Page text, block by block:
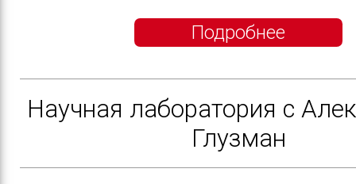
Подробнее
Научная лаборатория с
Глузман